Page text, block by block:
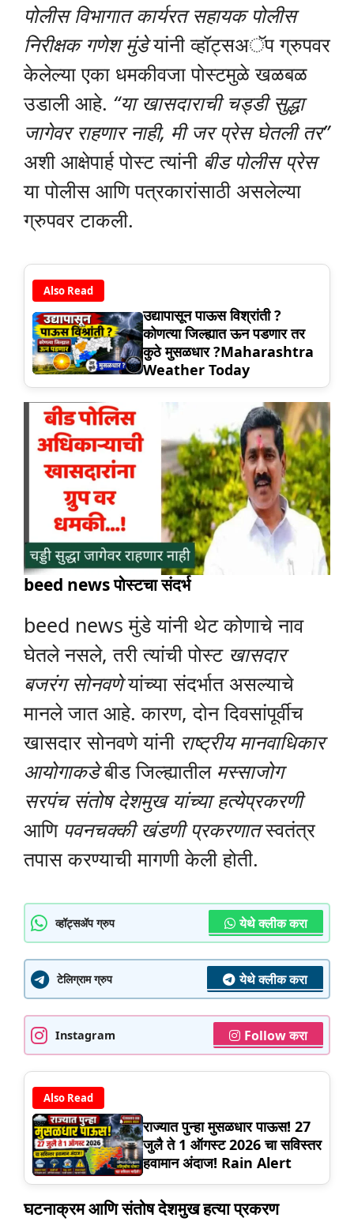
पोलीस विभागात कार्यरत सहायक पोलीस
निरीक्षक गणेश मुंडेयांनी व्हॉट्सअॅप ग्रुपवर
केलेल्या एका धमकीवजा पोस्टमुळे खळबळ
उडाली आहे. “या खासदाराची चड्डी सुद्धा
जागेवर राहणार नाही, मी जर प्रेस घेतली तर”
अशी आक्षेपार्ह पोस्ट त्यांनी बीड पोलीस प्रेस
या पोलीस आणि पत्रकारांसाठी असलेल्या
ग्रुपवर टाकली.
Also Read
उद्यापासून पाऊस विश्रांती ?
कोणत्या जिल्ह्यात ऊन पडणार तर
कुठे मुसळधार ?Maharashtra
Weather Today
beed newsपोस्टचा संदर्भ
beed news मुंडे यांनी थेट कोणाचे नाव
घेतले नसले, तरी त्यांची पोस्ट खासदार
बजरंग सोनवणेयांच्या संदर्भात असल्याचे
मानले जात आहे. कारण, दोन दिवसांपूर्वीच
खासदार सोनवणे यांनी राष्ट्रीय मानवाधिकार
आयोगाकडेबीड जिल्ह्यातील मस्साजोग
सरपंच संतोष देशमुख यांच्या हत्येप्रकरणी
आणि पवनचक्की खंडणी प्रकरणातस्वतंत्र
तपास करण्याची मागणी केली होती.
व्हॉट्सॲप ग्रुप येथे क्लीक करा
टेलिग्राम ग्रुप येथे क्लीक करा
Instagram Follow करा
Also Read
राज्यात पुन्हा मुसळधार पाऊस! 27
जुलै ते 1 ऑगस्ट 2026 चा सविस्तर
हवामान अंदाज! Rain Alert
घटनाक्रम आणि संतोष देशमुख हत्या प्रकरण